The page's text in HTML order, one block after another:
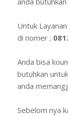
Untuk
di nomer ;
Anda bisa
butuhkan
anda
Sebelom nya